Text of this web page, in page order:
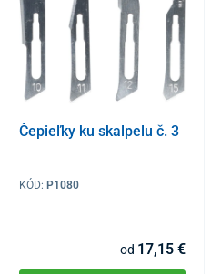
Čepieľky ku skalpelu č. 3
KÓD: P1080
od 17,15 €